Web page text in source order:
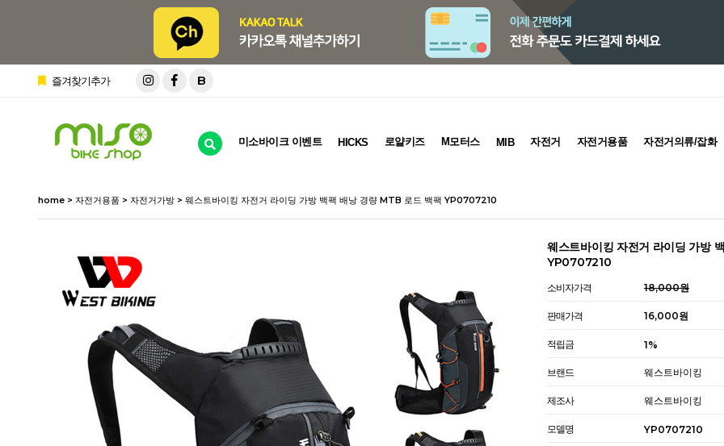
즐겨찾기추가 B
미소바이크 이벤트 HICKS 로얄키즈 M모터스 MIB 자전거 자전거용품 자전거의류/잡화
home > 자전거용품 > 자전거가방 > 웨스트바이킹 자전거 라이딩 가방 백팩 배낭 경량 MTB 로드 백팩 YP0707210
웨스트바이킹 자전거 라이딩 가방
YP0707210
소비자가격 18,000원
판매가격 16,000원
적립금 1%
브랜드 웨스트바이킹
제조사 웨스트바이킹
모델명 YP0707210